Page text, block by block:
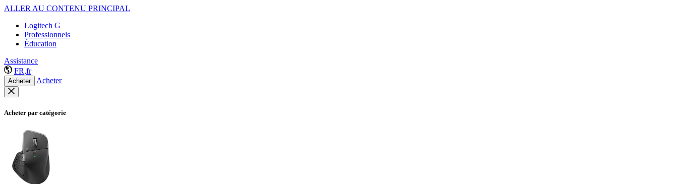
ALLER AU CONTENU PRINCIPAL
Logitech G
Professionnels
Éducation
Assistance
FR,fr
Acheter Acheter
Acheter par catégorie